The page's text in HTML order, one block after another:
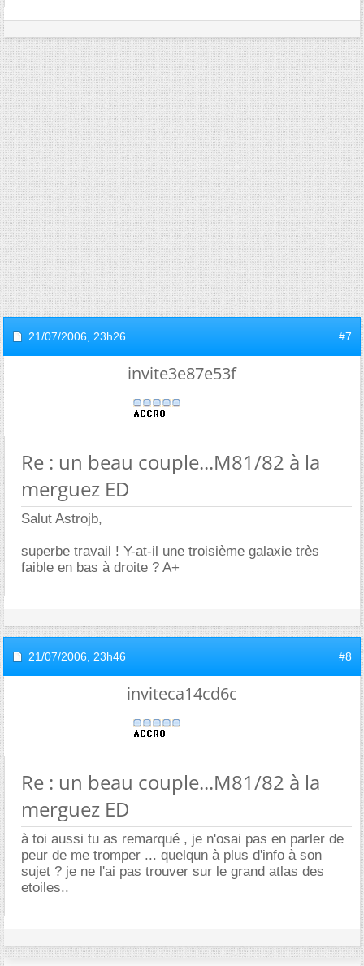
21/07/2006, 23h26 #7
invite3e87e53f
Re : un beau couple...M81/82 à la
merguez ED
Salut Astrojb,
superbe travail ! Y-at-il une troisième galaxie très
faible en bas à droite ? A+
21/07/2006, 23h46 #8
inviteca14cd6c
Re : un beau couple...M81/82 à la
merguez ED
à toi aussi tu as remarqué , je n'osai pas en parler de
peur de me tromper ... quelqun à plus d'info à son
sujet ? je ne l'ai pas trouver sur le grand atlas des
etoiles..